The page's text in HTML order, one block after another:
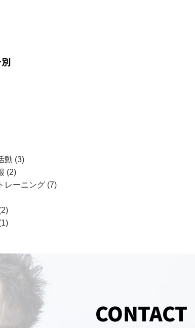
動 (3)
(2)
レーニング (7)
CONTACT